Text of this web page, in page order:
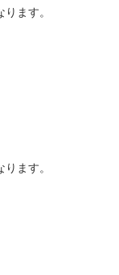
ます。
ます。